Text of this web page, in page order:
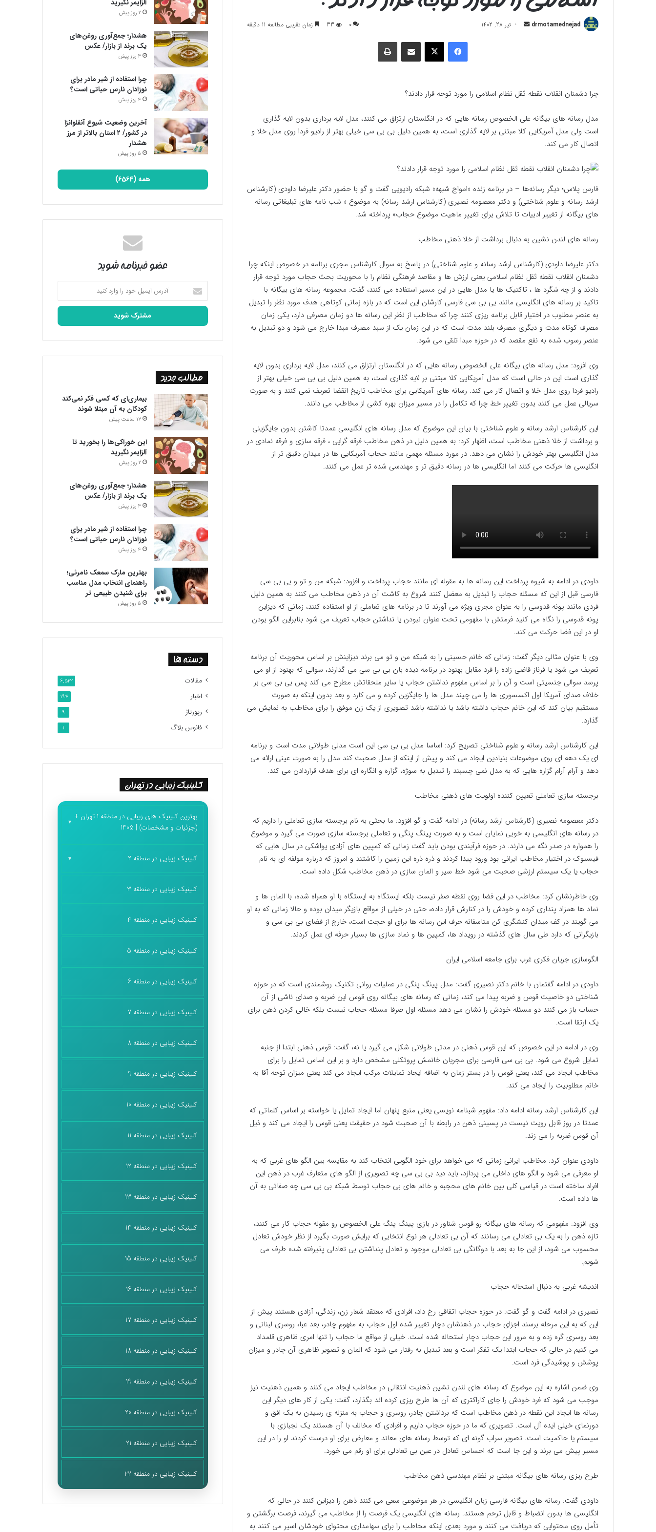
drmotamednejad
ارسال تیر 28, 1402 0
33 زمان تقریبی مطالعه 11 دقیقه
فیسبوک ایکس اشتراک گذاری با ایمیل چاپ
چرا دشمنان انقلاب نقطه ثقل نظام اسلامی را مورد توجه قرار دادند؟
مدل رسانه های بیگانه علی الخصوص رسانه هایی که در انگلستان ارتزاق می کنند، مدل لایه برداری بدون لایه گذاری
است ولی مدل آمریکایی کلا مبتنی بر لایه گذاری است، به همین دلیل بی بی سی خیلی بهتر از رادیو فردا روی مدل خلا و
اتصال کار می کند.
فارس پلاس؛ دیگر رسانه‌ها – در برنامه زنده «امواج شبهه» شبکه رادیویی گفت و گو با حضور دکتر علیرضا داودی (کارشناس
ارشد رسانه و علوم شناختی) و دکتر معصومه نصیری (کارشناس ارشد رسانه) به موضوع « شب نامه های تبلیغاتی رسانه
های بیگانه از تغییر ادبیات تا تلاش برای تغییر ماهیت موضوع حجاب» پرداخته شد.
رسانه های لندن نشین به دنبال برداشت از خلا ذهنی مخاطب
دکتر علیرضا داودی (کارشناس ارشد رسانه و علوم شناختی) در پاسخ به سوال کارشناس مجری برنامه در خصوص اینکه چرا
دشمنان انقلاب نقطه ثقل نظام اسلامی یعنی ارزش ها و مقاصد فرهنگی نظام را با محوریت بحث حجاب مورد توجه قرار
دادند و از چه شگرد ها ، تاکتیک ها یا مدل هایی در این مسیر استفاده می کنند، گفت: مجموعه رسانه های بیگانه با
تاکید بر رسانه های انگلیسی مانند بی بی سی فارسی کارشان این است که در بازه زمانی کوتاهی هدف مورد نظر را تبدیل
به عنصر مطلوب در اختیار قابل برنامه ریزی کنند چرا که مخاطب از نظر این رسانه ها دو زمان مصرفی دارد، یکی زمان
مصرف کوتاه مدت و دیگری مصرف بلند مدت است که در این زمان یک از سبد مصرف مبدا خارج می شود و دو تبدیل به
عنصر رسوب شده به نفع مقصد که در حوزه مبدا تلقی می شود.
وی افزود: مدل رسانه های بیگانه علی الخصوص رسانه هایی که در انگلستان ارتزاق می کنند، مدل لایه برداری بدون لایه
گذاری است این در حالی است که مدل آمریکایی کلا مبتنی بر لایه گذاری است، به همین دلیل بی بی سی خیلی بهتر از
رادیو فردا روی مدل خلا و اتصال کار می کند. رسانه های آمریکایی برای مخاطب تاریخ انقضا تعریف نمی کنند و به صورت
سریالی عمل می کنند بدون تغییر خط چرا که تکامل را در مسیر میزان بهره کشی از مخاطب می دانند.
این کارشناس ارشد رسانه و علوم شناختی با بیان این موضوع که مدل رسانه های انگلیسی عمدتا کاشتن بدون جایگزینی
و برداشت از خلا ذهنی مخاطب است، اظهار کرد: به همین دلیل در ذهن مخاطب فرقه گرایی ، فرقه سازی و فرقه نمادی در
مدل انگلیسی بهتر خودش را نشان می دهد. در مورد مسئله مهمی مانند حجاب آمریکایی ها در میدان دقیق تر از
انگلیسی ها حرکت می کنند اما انگلیسی ها در رسانه دقیق تر و مهندسی شده تر عمل می کنند.
داودی در ادامه به شیوه پرداخت این رسانه ها به مقوله ای مانند حجاب پرداخت و افزود: شبکه من و تو و بی بی سی
فارسی قبل از این که مسئله حجاب را تبدیل به معضل کنند شروع به کاشت آن در ذهن مخاطب می کنند به همین دلیل
فردی مانند پونه قدوسی را به عنوان مجری ویژه می آورند تا در برنامه های تعاملی از او استفاده کنند، زمانی که دیزاین
پونه قدوسی را نگاه می کنید فرمتش با مفهومی تحت عنوان نبودن یا نداشتن حجاب تعریف می شود بنابراین الگو بودن
او در این فضا حرکت می کند.
وی با عنوان مثالی دیگر گفت: زمانی که خانم حسینی را به شبکه من و تو می برند دیزاینش بر اساس محوریت آن برنامه
تعریف می شود یا فرناز قاضی زاده را فرد مقابل بهنود در برنامه دیده بان بی بی سی می گذارند، سوالی که بهنود از او می
پرسد سوالی جنسیتی است و آن را بر اساس مفهوم نداشتن حجاب یا سایر ملحقاتش مطرح می کند پس بی بی سی بر
خلاف صدای آمریکا اول اکسسوری ها را می چیند مدل ها را جایگزین کرده و می کارد و بعد بدون اینکه به صورت
مستقیم بیان کند که این خانم حجاب داشته باشد یا نداشته باشد تصویری از یک زن موفق را برای مخاطب به نمایش می
گذارد.
این کارشناس ارشد رسانه و علوم شناختی تصریح کرد: اساسا مدل بی بی سی این است مدلی طولانی مدت است و برنامه
ای یک دهه ای روی موضوعات بنیادین ایجاد می کند و پیش از اینکه از مدل صحبت کند مدل را به صورت عینی ارائه می
دهد و آرام آرام گزاره هایی که به مدل نمی چسبند را تبدیل به سوژه، گزاره و انگاره ای برای هدف قراردادن می کند.
برجسته سازی تعاملی تعیین کننده اولویت های ذهنی مخاطب
دکتر معصومه نصیری (کارشناس ارشد رسانه) در ادامه گفت و گو افزود: ما بحثی به نام برجسته سازی تعاملی را داریم که
در رسانه های انگلیسی به خوبی نمایان است و به صورت پینگ پنگی و تعاملی برجسته سازی صورت می گیرد و موضوع
را همواره در صدر نگه می دارند. در حوزه فرآیندی بودن باید گفت زمانی که کمپین های آزادی یواشکی در سال هایی که
فیسبوک در اختیار مخاطب ایرانی بود ورود پیدا کردند و ذره ذره این زمین را کاشتند و امروز که درباره مولفه ای به نام
حجاب یا یک سیستم ارزشی صحبت می شود خط سیر و المان سازی در ذهن مخاطب شکل داده است.
وی خاطرنشان کرد: مخاطب در این فضا روی نقطه صفر نیست بلکه ایستگاه به ایستگاه با او همراه شده، با المان ها و
نماد ها همزاد پنداری کرده و خودش را در کنارش قرار داده، حتی در خیلی از مواقع بازیگر میدان بوده و حالا زمانی که به او
می گویند در کف میدان کنشگری کن متاسفانه حرف این رسانه ها برای او حجت است، خارج از فضای بی بی سی و
بازیگرانی که دارد طی سال های گذشته در رویداد ها، کمپین ها و نماد سازی ها بسیار حرفه ای عمل کردند.
الگوسازی جریان فکری غرب برای جامعه اسلامی ایران
داودی در ادامه گفتمان با خانم دکتر نصیری گفت: مدل پینگ پنگی در عملیات روانی تکنیک روشمندی است که در حوزه
شناختی دو خاصیت قوس و ضربه پیدا می کند، زمانی که رسانه های بیگانه روی قوس این ضربه و صدای ناشی از آن
حساب باز می کنند دو مسئله خودش را نشان می دهد مسئله اول صرفا مسئله حجاب نیست بلکه خالی کردن ذهن برای
یک ارتقا است.
وی در ادامه در این خصوص که این قوس ذهنی در مدتی طولانی شکل می گیرد یا نه، گفت: قوس ذهنی ابتدا از جنبه
تمایل شروع می شود. بی بی سی فارسی برای مجریان خانمش پروتکلی مشخص دارد و بر این اساس تمایل را برای
مخاطب ایجاد می کند، یعنی قوس را در بستر زمان به اضافه ایجاد تمایلات مرکب ایجاد می کند یعنی میزان توجه آقا به
خانم مطلوبیت را ایجاد می کند.
این کارشناس ارشد رسانه ادامه داد: مفهوم شبنامه نویسی یعنی منبع پنهان اما ایجاد تمایل یا خواسته بر اساس کلماتی که
عمدتا در روز قابل رویت نیست در پسینی ذهن در رابطه با آن صحبت شود در حقیقت یعنی قوس را ایجاد می کند و ذیل
آن قوس ضربه را می زند.
داودی عنوان کرد: مخاطب ایرانی زمانی که می خواهد برای خود الگویی انتخاب کند به مقایسه بین الگو های غربی که به
او معرفی می شود و الگو های داخلی می پردازد، باید دید بی بی سی چه تصویری از الگو های متعارف غرب در ذهن این
افراد ساخته است در قیاسی کلی بین خانم های محجبه و خانم های بی حجاب توسط شبکه بی بی سی چه صفاتی به آن
ها داده است.
وی افزود: مفهومی که رسانه های بیگانه رو قوس شناور در بازی پینگ پنگ علی الخصوص رو مقوله حجاب کار می کنند،
تازه ذهن را به یک بی تعادلی می رسانند که آن بی تعادلی هر نوع انتخابی که برایش صورت بگیرد از نظر خودش تعادل
محسوب می شود، از این جا به بعد با دوگانگی بی تعادلی موجود و تعادل پنداشتن بی تعادلی پذیرفته شده طرف می
شویم.
اندیشه غربی به دنبال استحاله حجاب
نصیری در ادامه گفت و گو گفت: در حوزه حجاب اتفاقی رخ داد، افرادی که معتقد شعار زن، زندگی، آزادی هستند پیش از
این که به این مرحله برسند اجزای حجاب در ذهنشان دچار تغییر شده اول حجاب به مفهوم چادر، بعد عبا، روسری لبنانی و
بعد روسری گره زده و به مرور این حجاب دچار استحاله شده است. خیلی از مواقع ما حجاب را تنها امری ظاهری قلمداد
می کنیم در حالی که حجاب ابتدا یک تفکر است و بعد تبدیل به رفتار می شود که المان و تصویر ظاهری آن چادر و میزان
پوشش و پوشیدگی فرد است.
وی ضمن اشاره به این موضوع که رسانه های لندن نشین ذهنیت انتقالی در مخاطب ایجاد می کنند و همین ذهنیت نیز
موجب می شود که فرد خودش را جای کاراکتری که آن ها طرح ریزی کرده اند بگذارد، گفت: یکی از کار های دیگر این
رسانه ها ایجاد این نقطه در ذهن مخاطب است که برداشتن چادر، روسری و حجاب به منزله ی رسیدن به یک افق و
دورنمای خیلی ایده آل است. تصویری که ما در حوزه حجاب داریم و افرادی که مخالف با آن هستند یک لجبازی با
سیستم یا حاکمیت است. تصویر سراب گونه ای که توسط رسانه های معاند و معارض برای او درست کردند او را در این
مسیر پیش می برند و این جا است که احساس تعادل در عین بی تعادلی برای او رقم می خورد.
طرح ریزی رسانه های بیگانه مبتنی بر نظام مهندسی ذهن مخاطب
داودی گفت: رسانه های بیگانه فارسی زبان انگلیسی در هر موضوعی سعی می کنند ذهن را دیزاین کنند در حالی که
انگلیسی ها بدون انضباط و قابل ترحم هستند. رسانه های انگلیسی یک فرصت را از مخاطب می گیرند، فرصت برگشتن و
تأمل روی محتوایی که دریافت می کنند و مورد بعدی اینکه مخاطب را برای سهامداری محتوای خودشان اسیر می کنند به
آلزایمر نگیرید
2 روز پیش
هشدار؛ جمع‌آوری روغن‌های
یک برند از بازار/ عکس
3 روز پیش
چرا استفاده از شیر مادر برای
نوزادان نارس حیاتی است؟
4 روز پیش
آخرین وضعیت شیوع آنفلوانزا
در کشور/ ۲ استان بالاتر از مرز
هشدار
5 روز پیش
همه (6564)
عضو خبرنامه شوید
آدرس
ایمیل
خود
وارد
مطالب جدید
بیماری‌ای که کسی فکر نمی‌کند
کودکان به آن مبتلا شوند
17 ساعت پیش
این خوراکی‌ها را بخورید تا
آلزایمر نگیرید
2 روز پیش
هشدار؛ جمع‌آوری روغن‌های
یک برند از بازار/ عکس
3 روز پیش
چرا استفاده از شیر مادر برای
نوزادان نارس حیاتی است؟
4 روز پیش
بهترین مارک سمعک نامرئی؛
راهنمای انتخاب مدل مناسب
برای شنیدن طبیعی تر
5 روز پیش
دسته ها
مقالات 6,522
اخبار 194
رپورتاژ 9
فانوس بلاگ 1
کلینیک زیبایی در تهران
بهترین کلینیک های زیبایی در منطقه 1 تهران +
(جزئیات و مشخصات) | 1405
کلینیک زیبایی در منطقه 2
کلینیک زیبایی در منطقه 3
کلینیک زیبایی در منطقه 4
کلینیک زیبایی در منطقه 5
کلینیک زیبایی در منطقه 6
کلینیک زیبایی در منطقه 7
کلینیک زیبایی در منطقه 8
کلینیک زیبایی در منطقه 9
کلینیک زیبایی در منطقه 10
کلینیک زیبایی در منطقه 11
کلینیک زیبایی در منطقه 12
کلینیک زیبایی در منطقه 13
کلینیک زیبایی در منطقه 14
کلینیک زیبایی در منطقه 15
کلینیک زیبایی در منطقه 16
کلینیک زیبایی در منطقه 17
کلینیک زیبایی در منطقه 18
کلینیک زیبایی در منطقه 19
کلینیک زیبایی در منطقه 20
کلینیک زیبایی در منطقه 21
کلینیک زیبایی در منطقه 22